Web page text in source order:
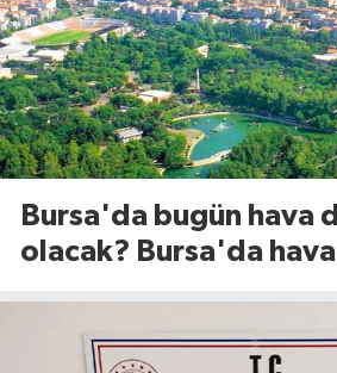
Bursa'da bugün hava
olacak? Bursa'da